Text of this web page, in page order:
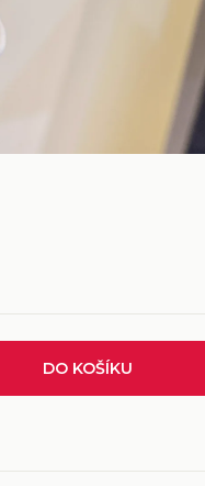
DO KOŠÍKU